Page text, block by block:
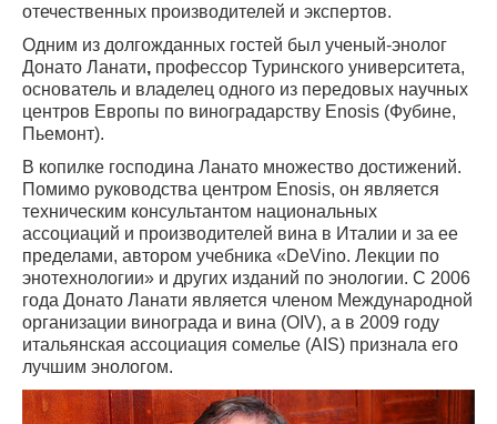
отечественных производителей и экспертов.
Одним из долгожданных гостей был ученый-энолог
Донато Ланати, профессор Туринского университета,
основатель и владелец одного из передовых научных
центров Европы по виноградарству Enosis (Фубине,
Пьемонт).
В копилке господина Ланато множество достижений.
Помимо руководства центром Enosis, он является
техническим консультантом национальных
ассоциаций и производителей вина в Италии и за ее
пределами, автором учебника «DeVino. Лекции по
энотехнологии» и других изданий по энологии. С 2006
года Донато Ланати является членом Международной
организации винограда и вина (OIV), а в 2009 году
итальянская ассоциация сомелье (AIS) признала его
лучшим энологом.